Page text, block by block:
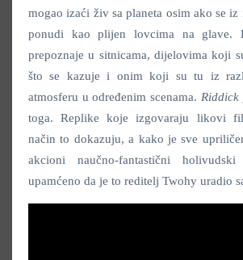
mogao izaći živ sa planeta osim ako se iz
ponudi kao plijen lovcima na glave.
prepoznaje u sitnicama, dijelovima koji
što se kazuje i onim koji su tu iz
atmosferu u određenim scenama. Riddick
toga. Replike koje izgovaraju likovi
način to dokazuju, a kako je sve
akcioni naučno-fantastični
upamćeno da je to reditelj Twohy uradio